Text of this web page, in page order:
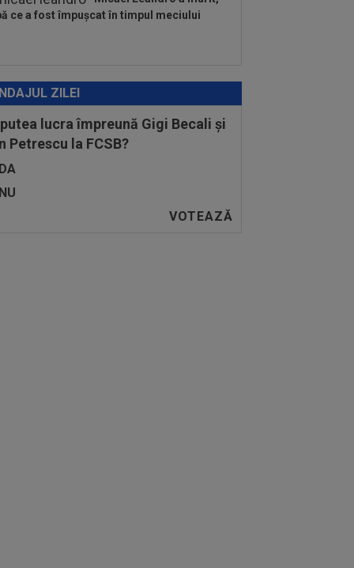
ce a fost împușcat în timpul meciului
ZILEI
lucra împreună Gigi Becali și
Petrescu la FCSB?
DA
NU